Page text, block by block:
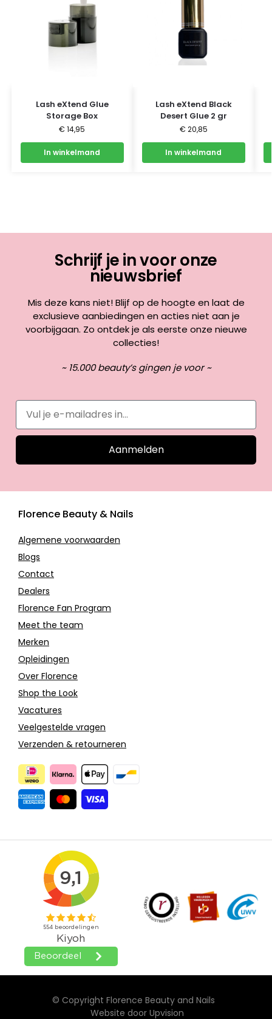
Lash eXtend Glue
Storage Box
€ 14,95
In winkelmand
Lash eXtend Black
Desert Glue 2 gr
€ 20,85
In winkelmand
Schrijf je in voor onze
nieuwsbrief
Mis deze kans niet! Blijf op de hoogte en laat de
exclusieve aanbiedingen en acties niet aan je
voorbijgaan. Zo ontdek je als eerste onze nieuwe
collecties!
~ 15.000 beauty’s gingen je voor ~
Aanmelden
Florence Beauty & Nails
Algemene voorwaarden
Blogs
Contact
Dealers
Florence Fan Program
Meet the team
Merken
Opleidingen
Over Florence
Shop the Look
Vacatures
Veelgestelde vragen
Verzenden & retourneren
© Copyright Florence Beauty and Nails
Website door Upvision